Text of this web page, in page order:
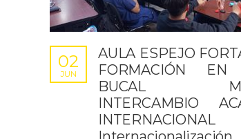
AULA ESPEJO
FORMACIÓN EN
BUCAL
INTERCAMBIO
02
JUN